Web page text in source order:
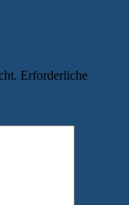
Erforderliche